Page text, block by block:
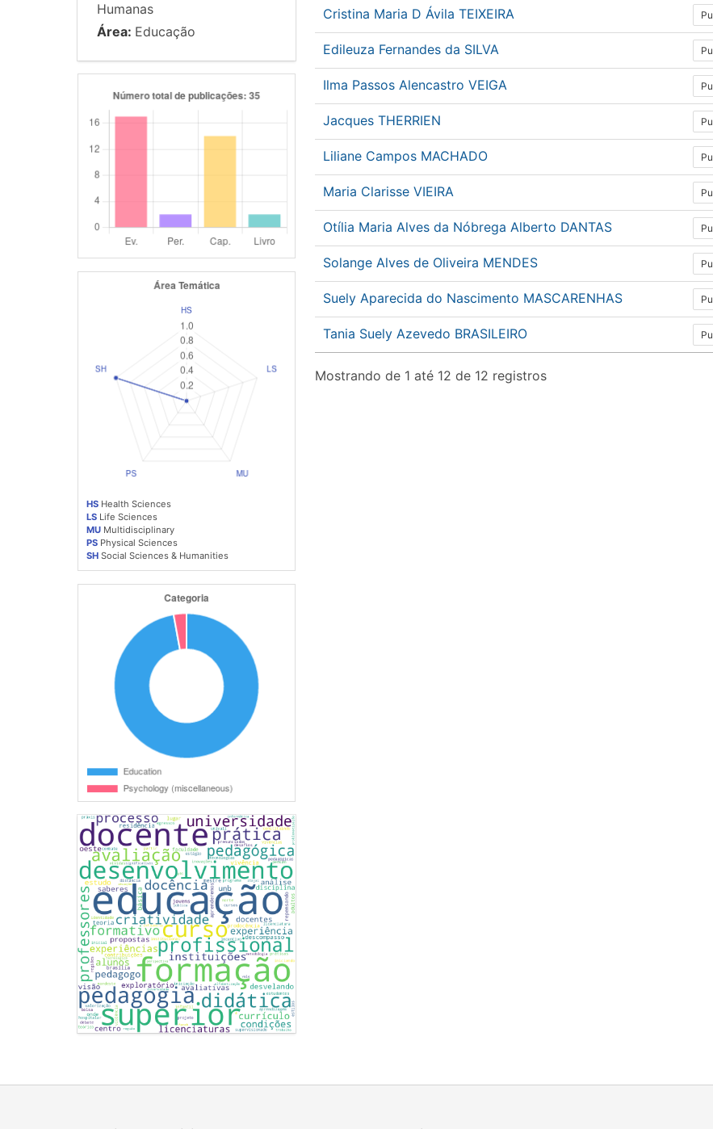
Humanas
Área: Educação
HS Health Sciences
LS Life Sciences
MU Multidisciplinary
PS Physical Sciences
SH Social Sciences & Humanities
Cristina Maria D Ávila TEIXEIRA
Edileuza Fernandes da SILVA
Ilma Passos Alencastro VEIGA
Jacques THERRIEN
Liliane Campos MACHADO
Maria Clarisse VIEIRA
Otília Maria Alves da Nóbrega Alberto DANTAS
Solange Alves de Oliveira MENDES
Suely Aparecida do Nascimento MASCARENHAS
Tania Suely Azevedo BRASILEIRO
Mostrando de 1 até 12 de 12 registros